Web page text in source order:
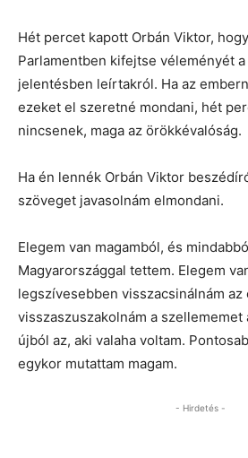
Hét percet kapott Orbán Viktor,
Parlamentben kifejtse véleményét
jelentésben leírtakról. Ha az
ezeket el szeretné mondani, hét
nincsenek, maga az örökkévalóság.
Ha én lennék Orbán Viktor
szöveget javasolnám elmondani.
Elegem van magamból, és
Magyarországgal tettem. Elegem
legszívesebben visszacsinálnám az
visszaszuszakolnám a szellememet
újból az, aki valaha voltam.
egykor mutattam magam.
- Hirdetés -